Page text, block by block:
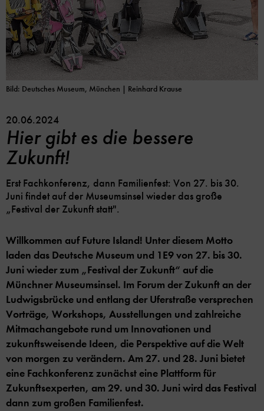
Bild: Deutsches Museum, München | Reinhard Krause
20.06.2024
Hier gibt es die bessere
Zukunft!
Erst Fachkonferenz, dann Familienfest: Von 27. bis 30.
Juni findet auf der Museumsinsel wieder das große
„Festival der Zukunft statt".
Willkommen auf Future Island! Unter diesem Motto
laden das Deutsche Museum und 1E9 von 27. bis 30.
Juni wieder zum „Festival der Zukunft“ auf die
Münchner Museumsinsel. Im Forum der Zukunft an der
Ludwigsbrücke und entlang der Uferstraße versprechen
Vorträge, Workshops, Ausstellungen und zahlreiche
Mitmachangebote rund um Innovationen und
zukunftsweisende Ideen, die Perspektive auf die Welt
von morgen zu verändern. Am 27. und 28. Juni bietet
eine Fachkonferenz zunächst eine Plattform für
Zukunftsexperten, am 29. und 30. Juni wird das Festival
dann zum großen Familienfest.